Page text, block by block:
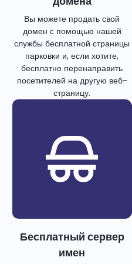
Вы можете продать свой
домен с помощью нашей
службы бесплатной страницы
парковки и, если хотите,
бесплатно перенаправить
посетителей на другую веб-
страницу.
Бесплатный сервер
имен